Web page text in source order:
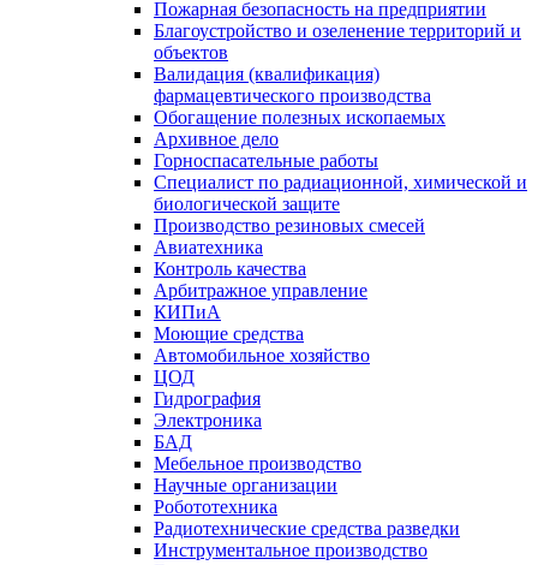
Пожарная безопасность на предприятии
Благоустройство и озеленение территорий и
объектов
Валидация (квалификация)
фармацевтического производства
Обогащение полезных ископаемых
Архивное дело
Горноспасательные работы
Специалист по радиационной, химической и
биологической защите
Производство резиновых смесей
Авиатехника
Контроль качества
Арбитражное управление
КИПиА
Моющие средства
Автомобильное хозяйство
ЦОД
Гидрография
Электроника
БАД
Мебельное производство
Научные организации
Робототехника
Радиотехнические средства разведки
Инструментальное производство